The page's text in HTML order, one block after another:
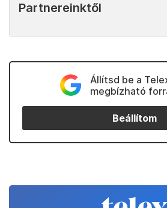
Partnereinktől
Állítsd be a
megbízható
Beállítom